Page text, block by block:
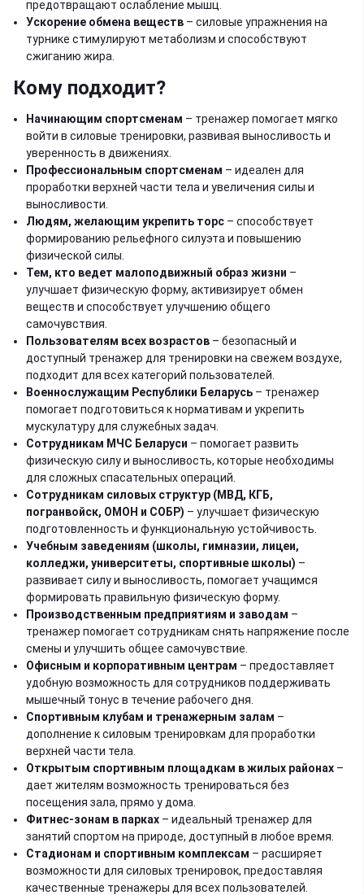
предотвращают ослабление мышц.
Ускорение обмена веществ – силовые упражнения на
турнике стимулируют метаболизм и способствуют
сжиганию жира.
Кому подходит?
Начинающим спортсменам – тренажер помогает мягко
войти в силовые тренировки, развивая выносливость и
уверенность в движениях.
Профессиональным спортсменам – идеален для
проработки верхней части тела и увеличения силы и
выносливости.
Людям, желающим укрепить торс – способствует
формированию рельефного силуэта и повышению
физической силы.
Тем, кто ведет малоподвижный образ жизни –
улучшает физическую форму, активизирует обмен
веществ и способствует улучшению общего
самочувствия.
Пользователям всех возрастов – безопасный и
доступный тренажер для тренировки на свежем воздухе,
подходит для всех категорий пользователей.
Военнослужащим Республики Беларусь – тренажер
помогает подготовиться к нормативам и укрепить
мускулатуру для служебных задач.
Сотрудникам МЧС Беларуси – помогает развить
физическую силу и выносливость, которые необходимы
для сложных спасательных операций.
Сотрудникам силовых структур (МВД, КГБ,
погранвойск, ОМОН и СОБР) – улучшает физическую
подготовленность и функциональную устойчивость.
Учебным заведениям (школы, гимназии, лицеи,
колледжи, университеты, спортивные школы) –
развивает силу и выносливость, помогает учащимся
формировать правильную физическую форму.
Производственным предприятиям и заводам –
тренажер помогает сотрудникам снять напряжение после
смены и улучшить общее самочувствие.
Офисным и корпоративным центрам – предоставляет
удобную возможность для сотрудников поддерживать
мышечный тонус в течение рабочего дня.
Спортивным клубам и тренажерным залам –
дополнение к силовым тренировкам для проработки
верхней части тела.
Открытым спортивным площадкам в жилых районах –
дает жителям возможность тренироваться без
посещения зала, прямо у дома.
Фитнес-зонам в парках – идеальный тренажер для
занятий спортом на природе, доступный в любое время.
Стадионам и спортивным комплексам – расширяет
возможности для силовых тренировок, предоставляя
качественные тренажеры для всех пользователей.